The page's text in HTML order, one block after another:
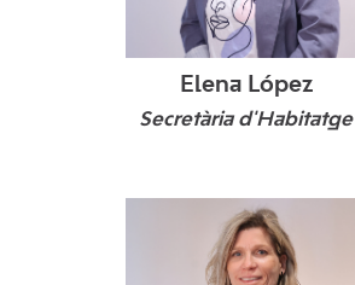
Elena López
Secretària d'Habitatge
Eivissa, 1977.
Palma, 1972.
Palma, 1970.
Palma, 1966